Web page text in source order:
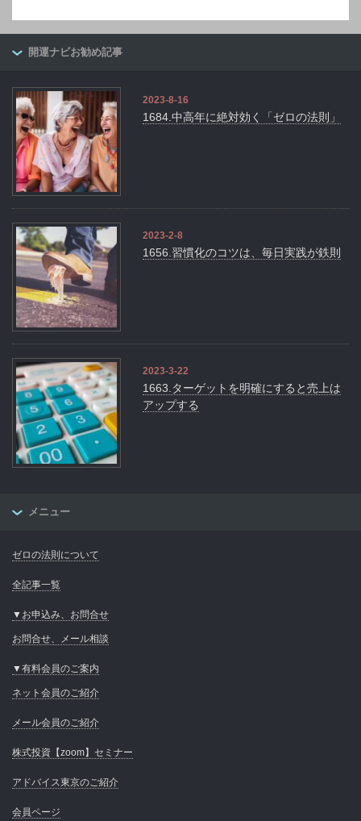
開運ナビお勧め記事
2023-8-16
1684.中高年に絶対効く「ゼロの法則」
2023-2-8
1656.習慣化のコツは、毎日実践が鉄則
2023-3-22
1663.ターゲットを明確にすると売上は
アップする
メニュー
ゼロの法則について
全記事一覧
▼お申込み、お問合せ
お問合せ、メール相談
▼有料会員のご案内
ネット会員のご紹介
メール会員のご紹介
株式投資【zoom】セミナー
アドバイス東京のご紹介
会員ページ